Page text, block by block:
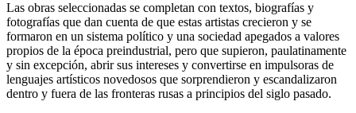
Las obras seleccionadas se completan con textos, biografías y
fotografías que dan cuenta de que estas artistas crecieron y se
formaron en un sistema político y una sociedad apegados a valores
propios de la época preindustrial, pero que supieron, paulatinamente
y sin excepción, abrir sus intereses y convertirse en impulsoras de
lenguajes artísticos novedosos que sorprendieron y escandalizaron
dentro y fuera de las fronteras rusas a principios del siglo pasado.